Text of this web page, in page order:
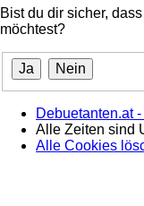
Bist du dir sicher,
möchtest?
Debuetanten.at
Alle Zeiten sind
Alle Cookies